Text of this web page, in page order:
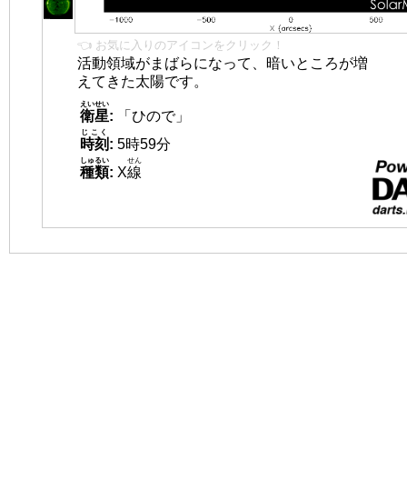
👈 お気に入りのアイコンをクリック！
活動領域がまばらになって、暗いところが増
えてきた太陽です。
衛星
えいせい
:
「ひので」
時刻
じこく
: 5時59分
種類
しゅるい
: X線
せん